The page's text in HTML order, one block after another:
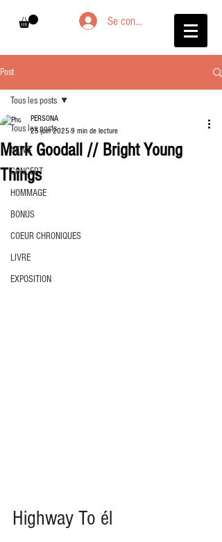
Se connecter
Post
Tous les posts
NEWS
CONCERT
HOMMAGE
BONUS
COEUR CHRONIQUES
LIVRE
EXPOSITION
Tous les posts
Mark Goodall // Bright Young
Things
PERSONA
25 juin 2025 9 min de lecture
Highway To él